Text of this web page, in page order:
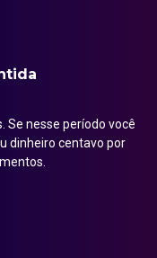
Se nesse período você
dinheiro centavo por